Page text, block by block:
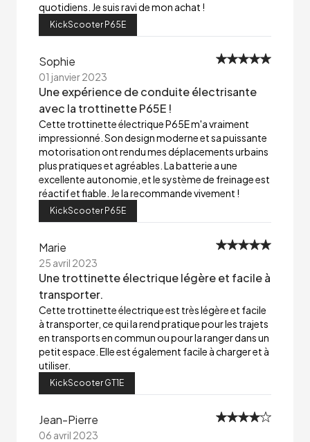
quotidiens. Je suis ravi de mon achat !
KickScooter P65E
Sophie
01 janvier 2023
Une expérience de conduite électrisante
avec la trottinette P65E !
Cette trottinette électrique P65E m'a vraiment
impressionné. Son design moderne et sa puissante
motorisation ont rendu mes déplacements urbains
plus pratiques et agréables. La batterie a une
excellente autonomie, et le système de freinage est
réactif et fiable. Je la recommande vivement !
KickScooter P65E
Marie
25 avril 2023
Une trottinette électrique légère et facile à
transporter.
Cette trottinette électrique est très légère et facile
à transporter, ce qui la rend pratique pour les trajets
en transports en commun ou pour la ranger dans un
petit espace. Elle est également facile à charger et à
utiliser.
KickScooter GT1E
Jean-Pierre
06 avril 2023